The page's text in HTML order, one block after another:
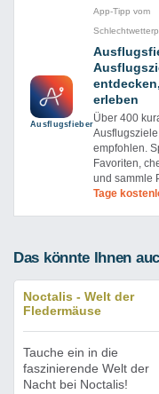
Ausflug­sfieber
App-Tipp vom
erleben
Über 400
empfohlen.
Favoriten,
und
Tage
Das könnte Ihnen
Noctalis - Welt der
Fledermäuse
Tauche ein in die
faszinierende Welt der
Nacht bei Noctalis!